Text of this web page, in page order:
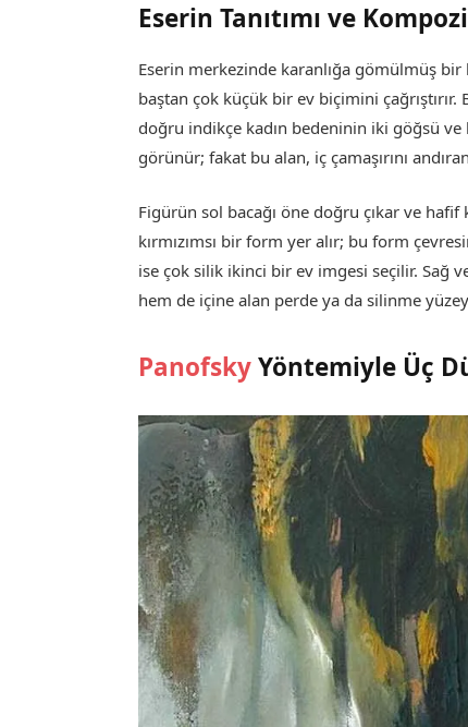
Eserin Tanıtımı ve
Eserin merkezinde karanlığa gömülmüş
baştan çok küçük bir ev biçimini çağrıştırır.
doğru indikçe kadın bedeninin iki göğsü ve
görünür; fakat bu alan, iç çamaşırını
Figürün sol bacağı öne doğru çıkar ve hafif
kırmızımsı bir form yer alır; bu form
ise çok silik ikinci bir ev imgesi seçilir. Sağ
hem de içine alan perde ya da silinme
PanofskyYöntemiyle Üç